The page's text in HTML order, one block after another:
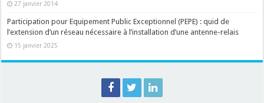
27 janvier 2014
Participation pour Equipement Public Exceptionnel (PEPE) : quid de
l’extension d’un réseau nécessaire à l’installation d’une antenne-relais
15 janvier 2025